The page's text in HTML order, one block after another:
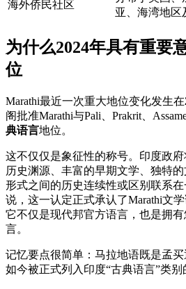
海外侨民社区
亚、海湾地区
为什么2024年具有重要
位
Marathi最近一次重大地位变化发生在
阁批准Marathi与Pali、Prakrit、
典语言地位。
这不仅仅是象征性的称号。印度政
历史渊源、丰富的早期文学、独特
形式之间的历史连续性或区别联系
说，这一认定正式承认了Marathi文
它不仅是现代邦官方语言，也是拥
言。
记忆要点很简单：马拉地语既是孟
如今被正式列入印度“古典语言”类别